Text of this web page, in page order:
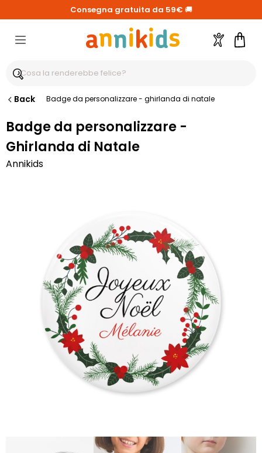
Consegna gratuita da 59€ 🚚
Account
Back Badge da personalizzare - ghirlanda di natale
Badge da personalizzare -
Ghirlanda di Natale
Annikids